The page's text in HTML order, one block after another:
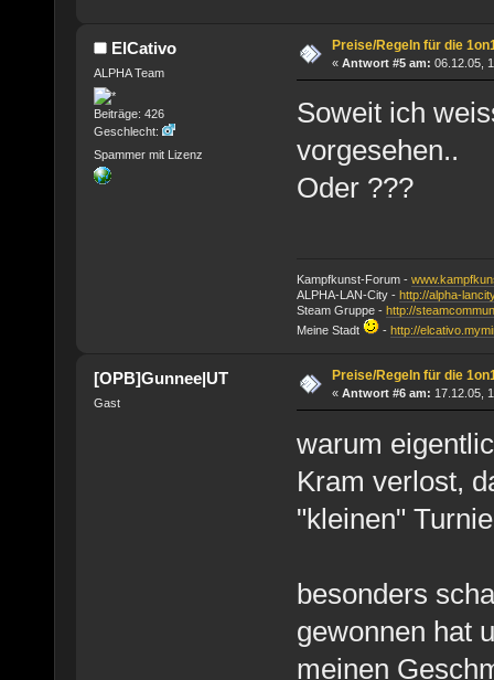
ElCativo
ALPHA Team
Beiträge: 426
Geschlecht:
Spammer mit Lizenz
Preise/Regeln für die
« Antwort #5 am: 06.12.05,
Soweit ich
vorgesehen..
Oder ???
Kampfkunst-Forum -
ALPHA-LAN-City - http://alpha-
Steam Gruppe - http://
Meine Stadt
- http://
[OPB]Gunnee|UT
Gast
Preise/Regeln für die
« Antwort #6 am: 17.12.05,
warum
Kram verlost,
"kleinen"
besonders
gewonnen hat
meinen